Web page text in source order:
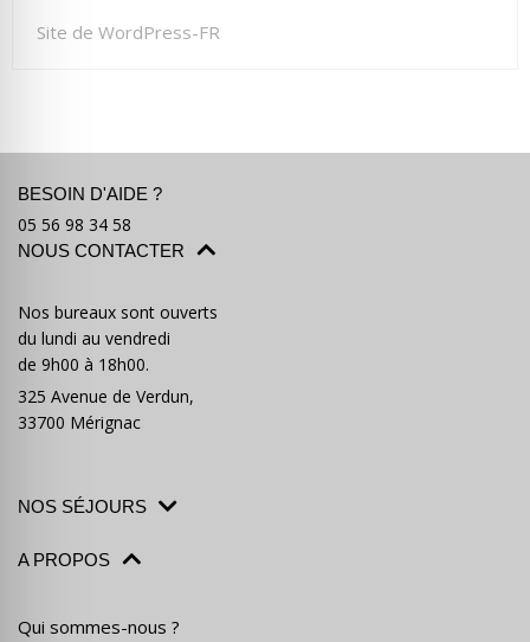
Site de WordPress-FR
BESOIN D'AIDE ?
05 56 98 34 58
NOUS CONTACTER
Nos bureaux sont ouverts
du lundi au vendredi
de 9h00 à 18h00.
325 Avenue de Verdun,
33700 Mérignac
NOS SÉJOURS
A PROPOS
Qui sommes-nous ?